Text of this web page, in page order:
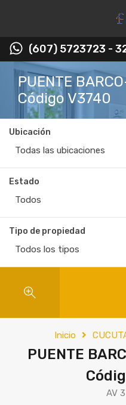
(607) 5723723 -
PUENTE
Código V3740
Ubicación
Todas las ubicaciones
Estado
Todos
Tipo de propiedad
Todos los tipos
Inicio
PUENTE
AV